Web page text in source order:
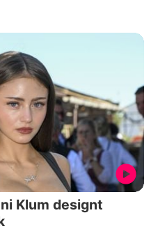
Klum designt